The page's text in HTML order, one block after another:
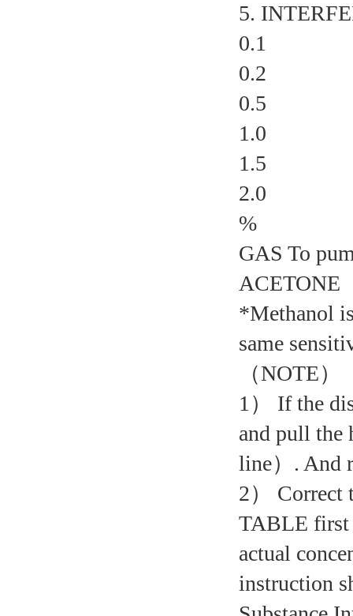
5.
0.1
0.2
0.5
1.0
1.5
2.0
%
GAS To
ACETONE
*Methanol
same
（NOTE）
1） If the
and pull the
line）. And
2） Correct
TABLE first
actual
instruction